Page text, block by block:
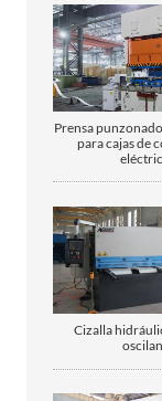
Prensa
para cajas de
Cizalla